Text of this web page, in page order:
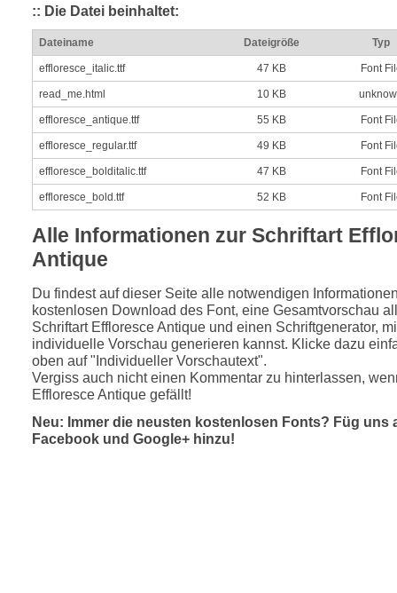
:: Die Datei beinhaltet:
Dateiname Dateigröße Typ
effloresce_italic.ttf 47 KB Font
read_me.html 10 KB
effloresce_antique.ttf 55 KB Font
effloresce_regular.ttf 49 KB Font
effloresce_bolditalic.ttf 47 KB Font
effloresce_bold.ttf 52 KB Font
Alle Informationen zur Schriftart
Antique
Du findest auf dieser Seite alle notwendigen
kostenlosen Download des Font, eine Gesamtvorschau
Schriftart Effloresce Antique und einen Schriftgenerator,
individuelle Vorschau generieren kannst. Klicke dazu
oben auf "Individueller Vorschautext".
Vergiss auch nicht einen Kommentar zu hinterlassen,
Effloresce Antique gefällt!
Neu: Immer die neusten kostenlosen Fonts? Füg uns
Facebook und Google+ hinzu!